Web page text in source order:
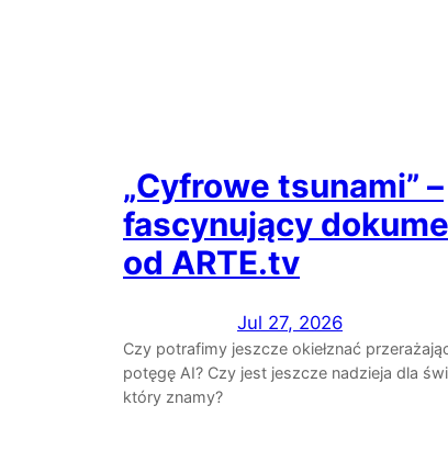
„Cyfrowe tsunami” –
fascynujący
od ARTE.tv
Jul 27, 2026
Czy potrafimy jeszcze okiełznać
potęgę AI? Czy jest jeszcze nadzieja dla
który znamy?